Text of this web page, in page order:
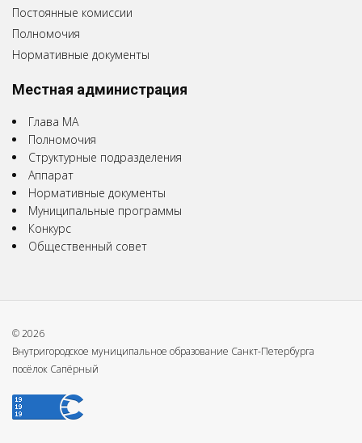
Постоянные комиссии
Полномочия
Нормативные документы
Местная администрация
Глава МА
Полномочия
Структурные подразделения
Аппарат
Нормативные документы
Муниципальные программы
Конкурс
Общественный совет
© 2026
Внутригородское муниципальное образование Санкт-Петербурга
посёлок Сапёрный